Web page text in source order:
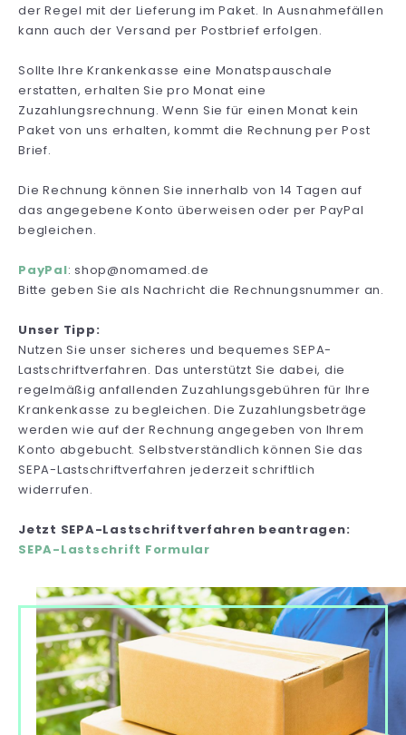
der Regel mit der Lieferung im Paket. In Ausnahmefällen
kann auch der Versand per Postbrief erfolgen.
Sollte Ihre Krankenkasse eine Monatspauschale
erstatten, erhalten Sie pro Monat eine
Zuzahlungsrechnung. Wenn Sie für einen Monat kein
Paket von uns erhalten, kommt die Rechnung per Post
Brief.
Die Rechnung können Sie innerhalb von 14 Tagen auf
das angegebene Konto überweisen oder per PayPal
begleichen.
PayPal: shop@nomamed.de
Bitte geben Sie als Nachricht die Rechnungsnummer an.
Unser Tipp:
Nutzen Sie unser sicheres und bequemes SEPA-
Lastschriftverfahren. Das unterstützt Sie dabei, die
regelmäßig anfallenden Zuzahlungsgebühren für Ihre
Krankenkasse zu begleichen. Die Zuzahlungsbeträge
werden wie auf der Rechnung angegeben von Ihrem
Konto abgebucht. Selbstverständlich können Sie das
SEPA-Lastschriftverfahren jederzeit schriftlich
widerrufen.
Jetzt SEPA-Lastschriftverfahren beantragen:
SEPA-Lastschrift Formular